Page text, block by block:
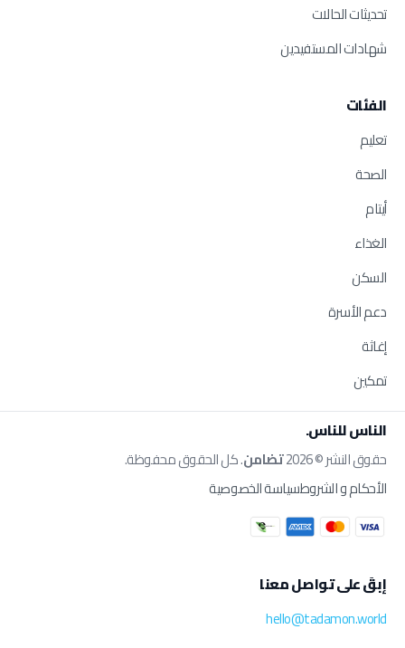
تحديثات الحالات
شهادات المستفيدين
الفئات
تعليم
الصحة
أيتام
الغذاء
السكن
دعم الأسرة
إغاثة
تمكين
الناس للناس.
حقوق النشر © 2026 تضامن. كل الحقوق محفوظة.
الأحكام و الشروطسياسة الخصوصية
إبقَ على تواصل معنا
hello@tadamon.world